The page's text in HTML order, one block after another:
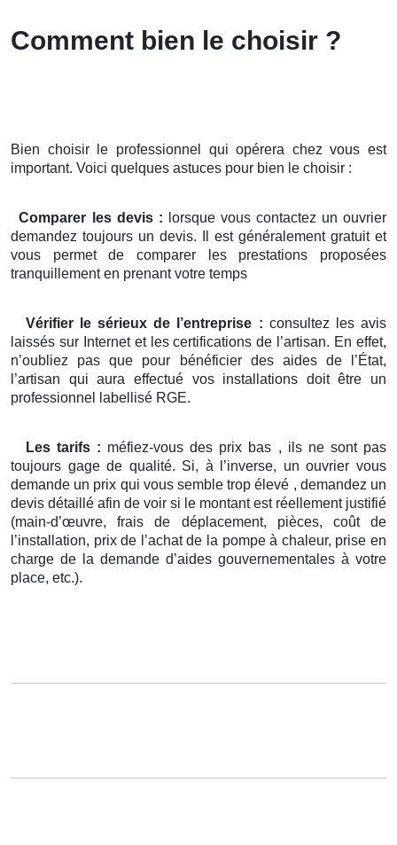
Comment bien le choisir ?
Bien choisir le professionnel qui opérera chez vous est
important. Voici quelques astuces pour bien le choisir :
Comparer les devis : lorsque vous contactez un ouvrier
demandez toujours un devis. Il est généralement gratuit et
vous permet de comparer les prestations proposées
tranquillement en prenant votre temps
Vérifier le sérieux de l’entreprise : consultez les avis
laissés sur Internet et les certifications de l’artisan. En effet,
n’oubliez pas que pour bénéficier des aides de l’État,
l’artisan qui aura effectué vos installations doit être un
professionnel labellisé RGE.
Les tarifs : méfiez-vous des prix bas , ils ne sont pas
toujours gage de qualité. Si, à l’inverse, un ouvrier vous
demande un prix qui vous semble trop élevé , demandez un
devis détaillé afin de voir si le montant est réellement justifié
(main-d’œuvre, frais de déplacement, pièces, coût de
l’installation, prix de l’achat de la pompe à chaleur, prise en
charge de la demande d’aides gouvernementales à votre
place, etc.).